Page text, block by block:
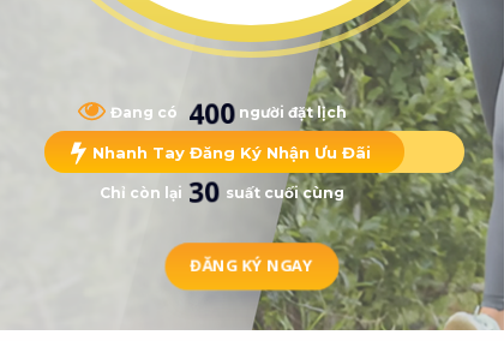
Đang có người đặt lịch
400
Chỉ còn lại suất cuối cùng
30
Nhanh Tay Đăng Ký Nhận Ưu Đãi
ĐĂNG KÝ NGAY